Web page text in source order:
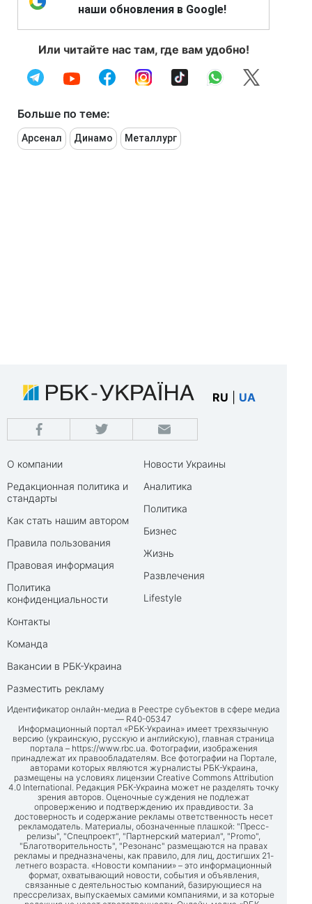
наши обновления в Google!
Или читайте нас там, где вам удобно!
Больше по теме:
Арсенал Динамо Металлург
RU UA
О компании
Редакционная политика и
стандарты
Как стать нашим автором
Правила пользования
Правовая информация
Политика
конфиденциальности
Контакты
Команда
Вакансии в РБК-Украина
Разместить рекламу
Новости Украины
Аналитика
Политика
Бизнес
Жизнь
Развлечения
Lifestyle
Идентификатор онлайн-медиа в Реестре субъектов в сфере медиа
— R40-05347
Информационный портал «РБК-Украина» имеет трехязычную
версию (украинскую, русскую и английскую), главная страница
портала – https://www.rbc.ua. Фотографии, изображения
принадлежат их правообладателям. Все фотографии на Портале,
авторами которых являются журналисты РБК-Украина,
размещены на условиях лицензии Creative Commons Attribution
4.0 International. Редакция РБК-Украина может не разделять точку
зрения авторов. Оценочные суждения не подлежат
опровержению и подтверждению их правдивости. За
достоверность и содержание рекламы ответственность несет
рекламодатель. Материалы, обозначенные плашкой: "Пресс-
релизы", "Спецпроект", "Партнерский материал", "Promo",
"Благотворительность", "Резонанс" размещаются на правах
рекламы и предназначены, как правило, для лиц, достигших 21-
летнего возраста. «Новости компании» – это информационный
формат, охватывающий новости, события и объявления,
связанные с деятельностью компаний, базирующиеся на
прессрелизах, выпускаемых самими компаниями, и за которые